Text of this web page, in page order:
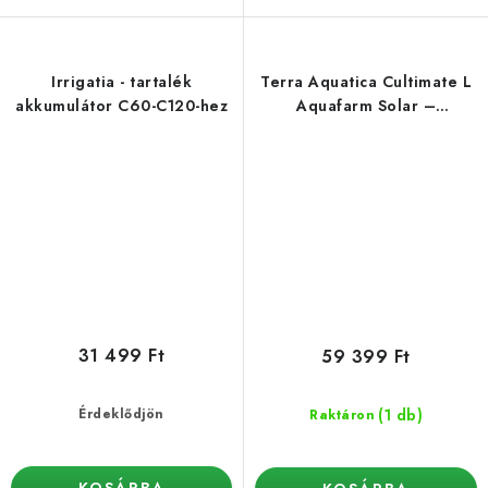
Irrigatia - tartalék
akkumulátor C60-C120-hez
Érdeklődjön
31 499 Ft
Terra Aquatica Cultimate L
Aquafarm Solar –
Raktáron (1 db)
59 399 Ft